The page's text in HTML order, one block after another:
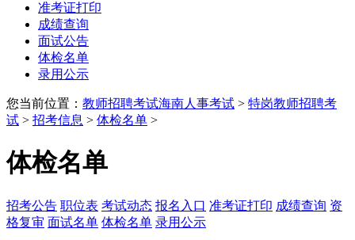
准考证打印
成绩查询
面试公告
体检名单
录用公示
您当前位置： 教师招聘考试海南人事考试 > 特岗教师招聘考
试 > 招考信息 > 体检名单 >
体检名单
招考公告 职位表 考试动态 报名入口 准考证打印 成绩查询 资
格复审 面试名单 体检名单 录用公示